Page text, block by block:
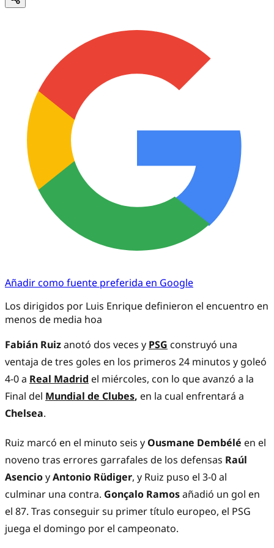
Añadir como fuente preferida en Google
Los dirigidos por Luis Enrique definieron el encuentro en
menos de media hoa
Fabián Ruizanotó dos veces y PSG construyó una
ventaja de tres goles en los primeros 24 minutos y goleó
4-0 a Real Madrid el miércoles, con lo que avanzó a la
Final del Mundial de Clubes, en la cual enfrentará a
Chelsea.
Ruiz marcó en el minuto seis yOusmane Dembélé en el
noveno tras errores garrafales de los defensas Raúl
AsencioyAntonio Rüdiger, y Ruiz puso el 3-0 al
culminar una contra. Gonçalo Ramosañadió un gol en
el 87. Tras conseguir su primer título europeo, el PSG
juega el domingo por el campeonato.